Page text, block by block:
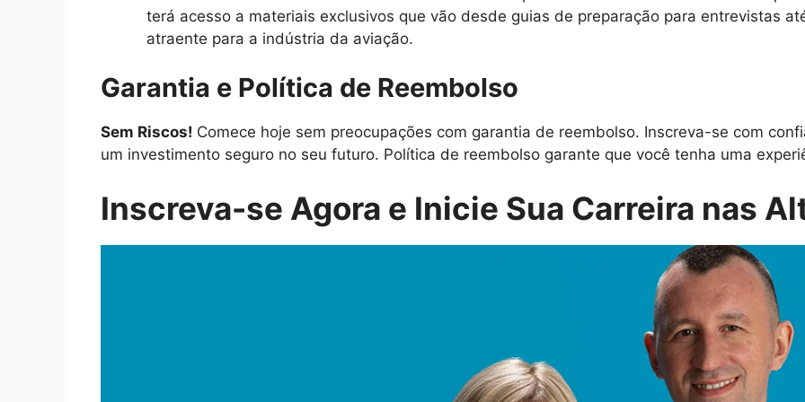
terá acesso a materiais exclusivos que vão desde guias de preparação para entrevistas
atraente para a indústria da aviação.
Garantia e Política de Reembolso
Sem Riscos! Comece hoje sem preocupações com garantia de reembolso. Inscreva-se com
um investimento seguro no seu futuro. Política de reembolso garante que você tenha uma
Inscreva-se Agora e Inicie Sua Carreira nas